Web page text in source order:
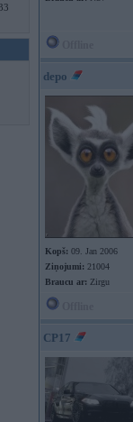
depo
Kopš: 09. Jan 2006
Ziņojumi: 21004
Braucu ar: Zirgu
CP17